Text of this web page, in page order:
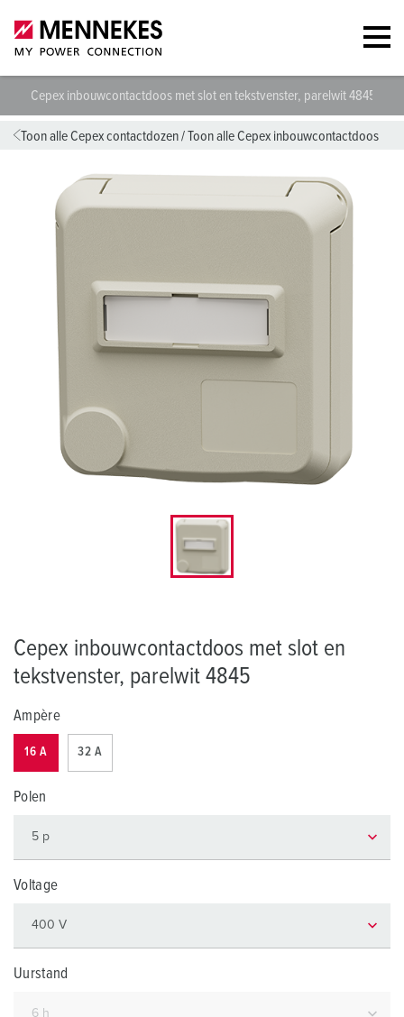
Cepex inbouwcontactdoos met slot en tekstvenster, parelwit 4845
Toon alle Cepex contactdozen/Toon alle Cepex inbouwcontactdoos
Cepex inbouwcontactdoos met slot en
tekstvenster, parelwit 4845
Ampère
16 A 32 A
Polen
Voltage
Uurstand